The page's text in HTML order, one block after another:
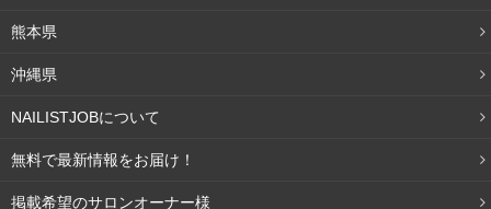
クリームシャンプーは手で揉みこむように洗い流す。揉み
います。
ります。さすることで頭皮マッサージになり、頭皮があた
たまるでしょう。また、しっかりも揉みこむことで、トリ
熊本県
沖縄県
NAILISTJOBについて
無料で最新情報をお届け！
掲載希望のサロンオーナー様